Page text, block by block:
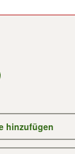
hinzufügen